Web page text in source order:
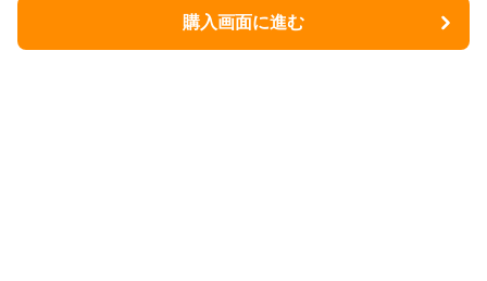
購入画面に進む
購入画面に進む